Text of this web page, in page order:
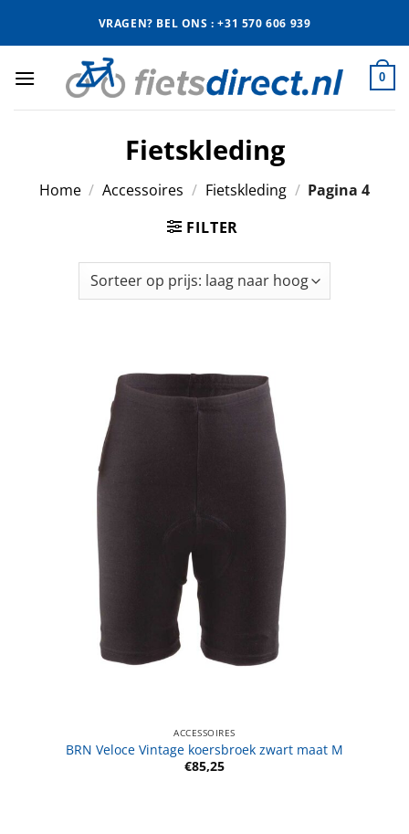
VRAGEN? BEL ONS : +31 570 606 939
0
Fietskleding
Home / Accessoires / Fietskleding / Pagina 4
FILTER
ACCESSOIRES
BRN Veloce Vintage koersbroek zwart maat M
€85,25